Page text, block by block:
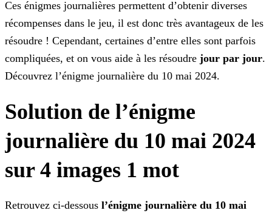
Ces énigmes journalières permettent d’obtenir diverses
récompenses dans le jeu, il est donc très avantageux de les
résoudre ! Cependant, certaines d’entre elles sont parfois
compliquées, et on vous aide à les résoudre jour par jour.
Découvrez l’énigme journalière du 10 mai 2024.
Solution de l’énigme
journalière du 10 mai 2024
sur 4 images 1 mot
Retrouvez ci-dessous l’énigme journalière du 10 mai